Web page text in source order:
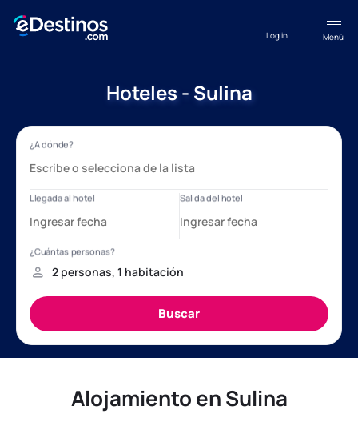
Menú
Log in
Hoteles - Sulina
Alojamiento en Sulina